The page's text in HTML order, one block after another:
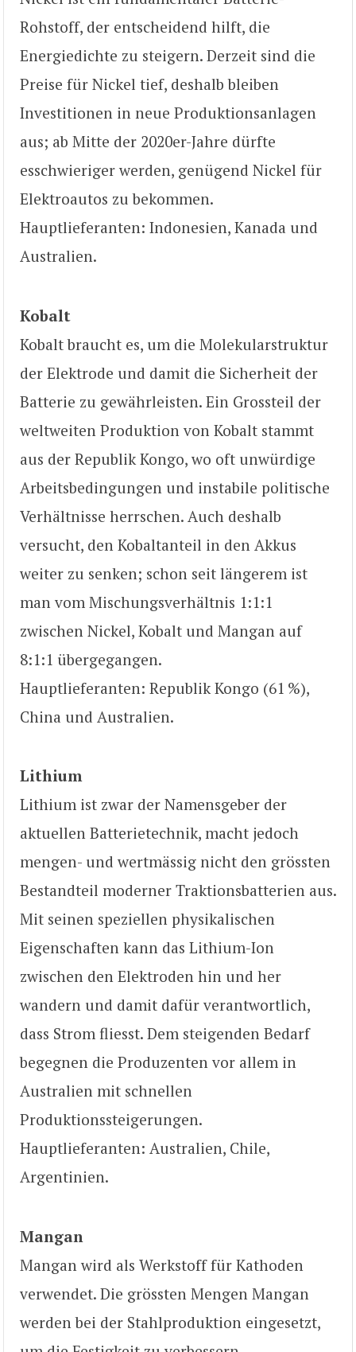
Rohstoff, der entscheidend hilft, die
Energiedichte zu steigern. Derzeit sind die
Preise für Nickel tief, deshalb bleiben
Investitionen in neue Produktionsanlagen
aus; ab Mitte der 2020er-Jahre dürfte
esschwieriger werden, genügend Nickel für
Elektroautos zu bekommen.
Hauptlieferanten: Indonesien, Kanada und
Australien.
Kobalt
Kobalt braucht es, um die Molekularstruktur
der Elektrode und damit die Sicherheit der
Batterie zu gewährleisten. Ein Grossteil der
weltweiten Produktion von Kobalt stammt
aus der Republik Kongo, wo oft unwürdige
Arbeitsbedingungen und instabile politische
Verhältnisse herrschen. Auch deshalb
versucht, den Kobaltanteil in den Akkus
weiter zu senken; schon seit längerem ist
man vom Mischungsverhältnis 1:1:1
zwischen Nickel, Kobalt und Mangan auf
8:1:1 übergegangen.
Hauptlieferanten: Republik Kongo (61 %),
China und Australien.
Lithium
Lithium ist zwar der Namensgeber der
aktuellen Batterietechnik, macht jedoch
mengen- und wertmässig nicht den grössten
Bestandteil moderner Traktionsbatterien aus.
Mit seinen speziellen physikalischen
Eigenschaften kann das Lithium-Ion
zwischen den Elektroden hin und her
wandern und damit dafür verantwortlich,
dass Strom fliesst. Dem steigenden Bedarf
begegnen die Produzenten vor allem in
Australien mit schnellen
Produktionssteigerungen.
Hauptlieferanten: Australien, Chile,
Argentinien.
Mangan
Mangan wird als Werkstoff für Kathoden
verwendet. Die grössten Mengen Mangan
werden bei der Stahlproduktion eingesetzt,